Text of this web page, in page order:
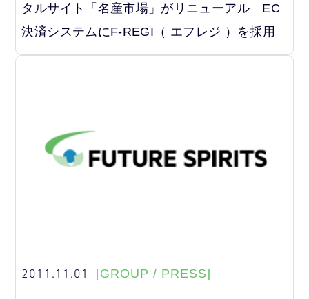
タルサイト「名産市場」がリニューアル EC
決済システムにF-REGI（ エフレジ ）を採用
2011.11.01 [GROUP / PRESS]